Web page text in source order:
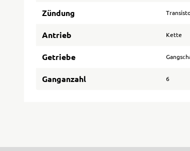
Zündung
Antrieb Kette
Getriebe
Ganganzahl 6